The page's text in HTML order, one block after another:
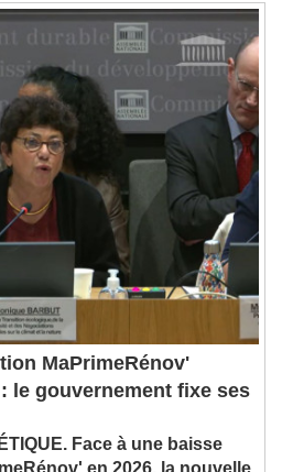
MaPrimeRénov'
le gouvernement fixe ses
Face à une baisse